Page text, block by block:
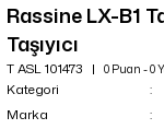
Rassine LX-B1
Taşıyıcı
T ASL 101473 0 Puan - 0
Kategori
Marka